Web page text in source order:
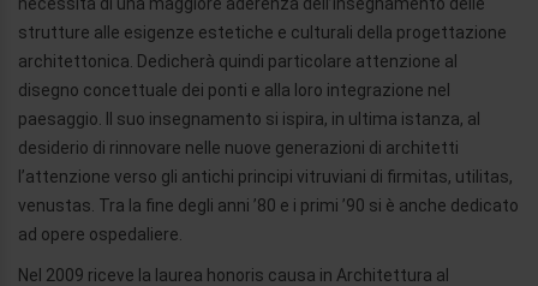
strutture alle esigenze estetiche e culturali della progettazione
architettonica. Dedicherà quindi particolare attenzione al
disegno concettuale dei ponti e alla loro integrazione nel
paesaggio. Il suo insegnamento si ispira, in ultima istanza, al
desiderio di rinnovare nelle nuove generazioni di architetti
l’attenzione verso gli antichi principi vitruviani di firmitas, utilitas,
venustas. Tra la fine degli anni ’80 e i primi ’90 si è anche dedicato
ad opere ospedaliere.
Nel 2009 riceve la laurea honoris causa in Architettura al